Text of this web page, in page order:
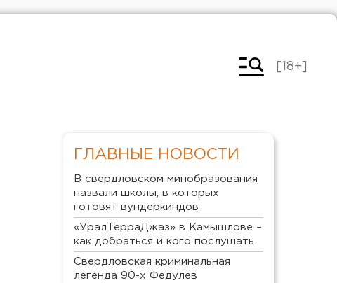
[18+]
ГЛАВНЫЕ НОВОСТИ
В свердловском минобразования
назвали школы, в которых
готовят вундеркиндов
«УралТерраДжаз» в Камышлове –
как добраться и кого послушать
Свердловская криминальная
легенда 90-х Федулев